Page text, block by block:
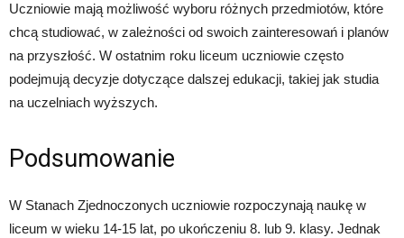
Uczniowie mają możliwość wyboru różnych przedmiotów, które
chcą studiować, w zależności od swoich zainteresowań i planów
na przyszłość. W ostatnim roku liceum uczniowie często
podejmują decyzje dotyczące dalszej edukacji, takiej jak studia
na uczelniach wyższych.
Podsumowanie
W Stanach Zjednoczonych uczniowie rozpoczynają naukę w
liceum w wieku 14-15 lat, po ukończeniu 8. lub 9. klasy. Jednak